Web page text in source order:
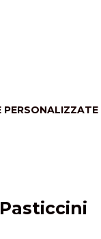
PERSONALIZZATE